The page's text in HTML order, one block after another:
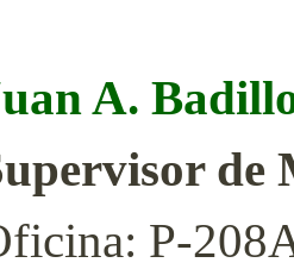
A.
de
P-